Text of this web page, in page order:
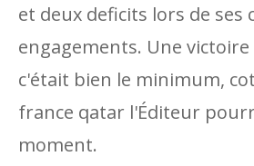
et deux deficits lors de ses
engagements. Une
c'était bien le minimum,
france qatar l'Éditeur
moment.